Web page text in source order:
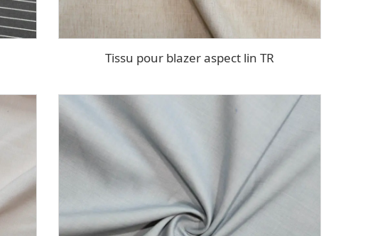
Tissu pour blazer aspect lin TR